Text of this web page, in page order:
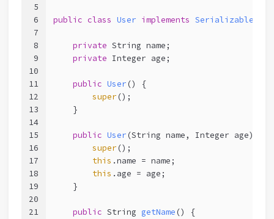
5
6
7
8
9
10
11
12
13
14
15
16
17
18
19
20
21
public class User implements Serializable
private String name;
private Integer age;
public User ()
{
super ();
    }
public User (String name, Integer age)
super ();
this .name = name;
this .age = age;
    }
public String getName () {